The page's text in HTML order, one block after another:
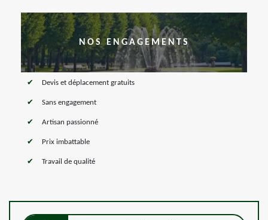
NOS ENGAGEMENTS
Devis et déplacement gratuits
Sans engagement
Artisan passionné
Prix imbattable
Travail de qualité